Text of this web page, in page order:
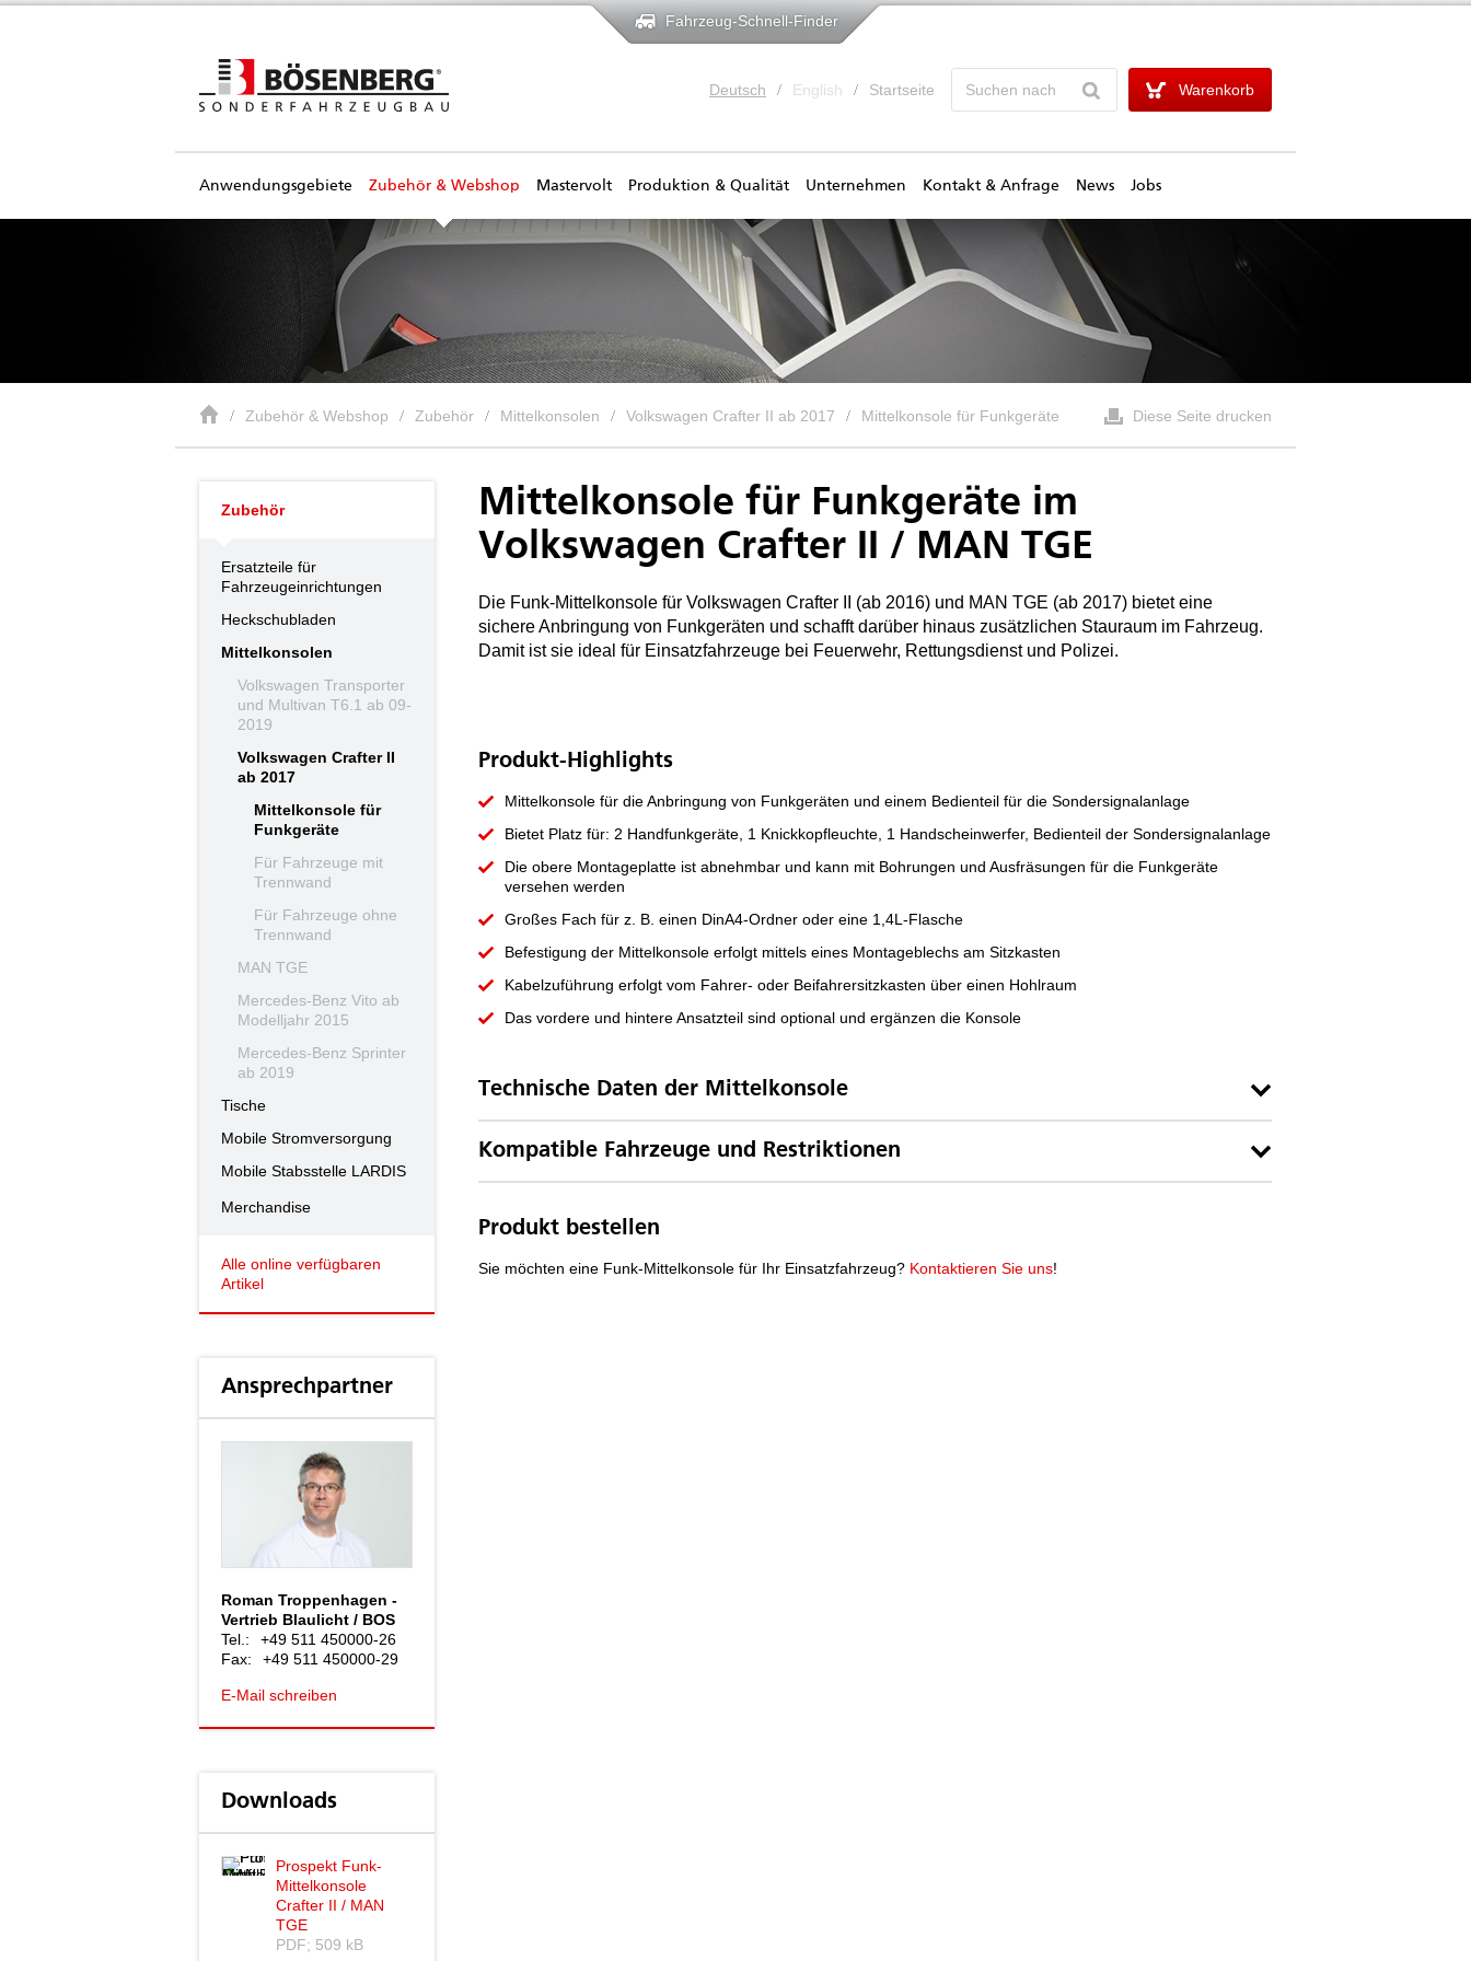
Fahrzeug-Schnell-Finder
Warenkorb
Deutsch English Startseite
Anwendungsgebiete Zubehör & Webshop Mastervolt Produktion & Qualität Unternehmen Kontakt & Anfrage News Jobs
Zubehör & Webshop Zubehör Mittelkonsolen Volkswagen Crafter II ab 2017 Mittelkonsole für Funkgeräte Diese Seite drucken
Zubehör
Ersatzteile für
Fahrzeugeinrichtungen
Heckschubladen
Mittelkonsolen
Volkswagen Transporter
und Multivan T6.1 ab 09-
2019
Volkswagen Crafter II
ab 2017
Mittelkonsole für
Funkgeräte
Für Fahrzeuge mit
Trennwand
Für Fahrzeuge ohne
Trennwand
MAN TGE
Mercedes-Benz Vito ab
Modelljahr 2015
Mercedes-Benz Sprinter
ab 2019
Tische
Mobile Stromversorgung
Mobile Stabsstelle LARDIS
Merchandise
Alle online verfügbaren
Artikel
Ansprechpartner
Roman Troppenhagen -
Vertrieb Blaulicht / BOS
Tel.:
+49 511 450000-26
Fax:
+49 511 450000-29
E-Mail schreiben
Downloads
Prospekt Funk-
Mittelkonsole
Crafter II / MAN
TGE
PDF; 509 kB
Mittelkonsole für Funkgeräte im
Volkswagen Crafter II / MAN TGE
Die Funk-Mittelkonsole für Volkswagen Crafter II (ab 2016) und MAN TGE (ab 2017) bietet eine
sichere Anbringung von Funkgeräten und schafft darüber hinaus zusätzlichen Stauraum im Fahrzeug.
Damit ist sie ideal für Einsatzfahrzeuge bei Feuerwehr, Rettungsdienst und Polizei.
Produkt-Highlights
Mittelkonsole für die Anbringung von Funkgeräten und einem Bedienteil für die Sondersignalanlage
Bietet Platz für: 2 Handfunkgeräte, 1 Knickkopfleuchte, 1 Handscheinwerfer, Bedienteil der Sondersignalanlage
Die obere Montageplatte ist abnehmbar und kann mit Bohrungen und Ausfräsungen für die Funkgeräte
versehen werden
Großes Fach für z. B. einen DinA4-Ordner oder eine 1,4L-Flasche
Befestigung der Mittelkonsole erfolgt mittels eines Montageblechs am Sitzkasten
Kabelzuführung erfolgt vom Fahrer- oder Beifahrersitzkasten über einen Hohlraum
Das vordere und hintere Ansatzteil sind optional und ergänzen die Konsole
Technische Daten der Mittelkonsole
Kompatible Fahrzeuge und Restriktionen
Produkt bestellen
Sie möchten eine Funk-Mittelkonsole für Ihr Einsatzfahrzeug? Kontaktieren Sie uns!